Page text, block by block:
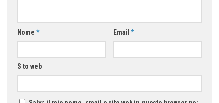
Nome * Email *
Sito web